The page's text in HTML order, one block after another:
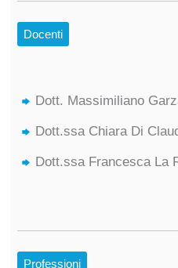
Docenti
Dott. Massimiliano
Dott.ssa Chiara Di
Dott.ssa Francesca La
Professioni